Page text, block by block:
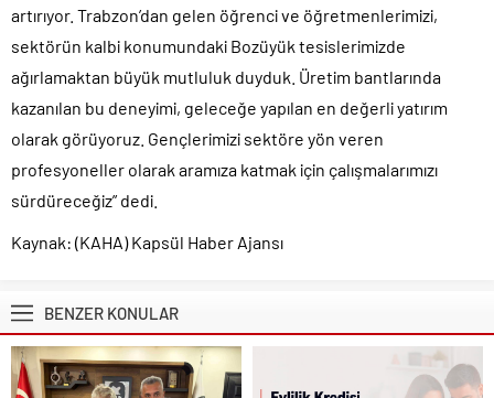
artırıyor. Trabzon’dan gelen öğrenci ve öğretmenlerimizi,
sektörün kalbi konumundaki Bozüyük tesislerimizde
ağırlamaktan büyük mutluluk duyduk. Üretim bantlarında
kazanılan bu deneyimi, geleceğe yapılan en değerli yatırım
olarak görüyoruz. Gençlerimizi sektöre yön veren
profesyoneller olarak aramıza katmak için çalışmalarımızı
sürdüreceğiz” dedi.
Kaynak: (KAHA) Kapsül Haber Ajansı
BENZER KONULAR